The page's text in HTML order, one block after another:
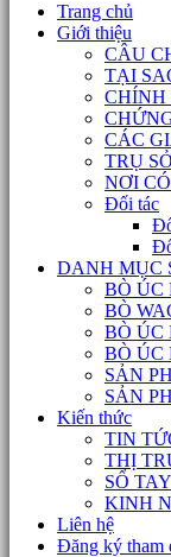
Trang chủ
Giới thiệu
CÂU
TẠI
CHÍNH
CÁC
TRỤ
NƠI
Đối tác
DANH MỤC
BÒ ÚC
BÒ
BÒ ÚC
BÒ ÚC
SẢN
SẢN
Kiến thức
TIN
THỊ
SỔ
KINH
Liên hệ
Đăng ký tham